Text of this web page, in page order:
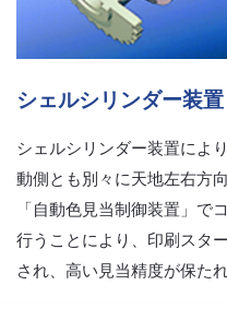
シェルシリンダー装置
シェルシリンダー装置によ
動側とも別々に天地左右方
「自動色見当制御装置」で
行うことにより、印刷スタ
され、高い見当精度が保たれ